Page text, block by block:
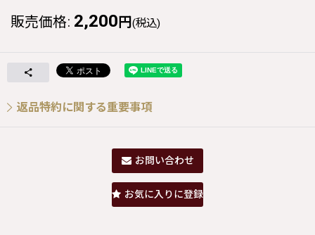
販売価格: 2,200 円 (税込)
返品特約に関する重要事項
お問い合わせ
お気に入りに登録